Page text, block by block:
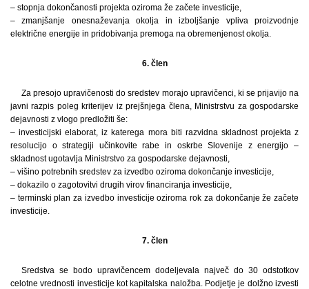
– stopnja dokončanosti projekta oziroma že začete investicije,
– zmanjšanje onesnaževanja okolja in izboljšanje vpliva proizvodnje
električne energije in pridobivanja premoga na obremenjenost okolja.
6. člen
Za presojo upravičenosti do sredstev morajo upravičenci, ki se prijavijo na
javni razpis poleg kriterijev iz prejšnjega člena, Ministrstvu za gospodarske
dejavnosti z vlogo predložiti še:
– investicijski elaborat, iz katerega mora biti razvidna skladnost projekta z
resolucijo o strategiji učinkovite rabe in oskrbe Slovenije z energijo –
skladnost ugotavlja Ministrstvo za gospodarske dejavnosti,
– višino potrebnih sredstev za izvedbo oziroma dokončanje investicije,
– dokazilo o zagotovitvi drugih virov financiranja investicije,
– terminski plan za izvedbo investicije oziroma rok za dokončanje že začete
investicije.
7. člen
Sredstva se bodo upravičencem dodeljevala največ do 30 odstotkov
celotne vrednosti investicije kot kapitalska naložba. Podjetje je dolžno izvesti